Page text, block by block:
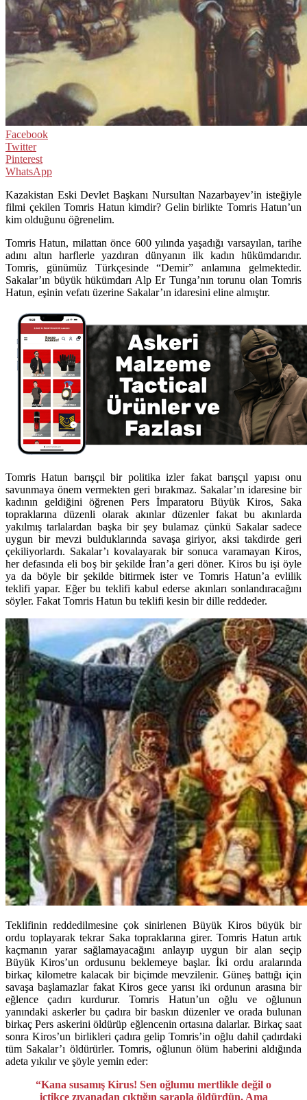
Facebook
Twitter
Pinterest
WhatsApp
Kazakistan Eski Devlet Başkanı Nursultan Nazarbayev’in isteğiyle
filmi çekilen Tomris Hatun kimdir? Gelin birlikte Tomris Hatun’un
kim olduğunu öğrenelim.
Tomris Hatun, milattan önce 600 yılında yaşadığı varsayılan, tarihe
adını altın harflerle yazdıran dünyanın ilk kadın hükümdarıdır.
Tomris, günümüz Türkçesinde “Demir” anlamına gelmektedir.
Sakalar’ın büyük hükümdarı Alp Er Tunga’nın torunu olan Tomris
Hatun, eşinin vefatı üzerine Sakalar’ın idaresini eline almıştır.
Tomris Hatun barışçıl bir politika izler fakat barışçıl yapısı onu
savunmaya önem vermekten geri bırakmaz. Sakalar’ın idaresine bir
kadının geldiğini öğrenen Pers İmparatoru Büyük Kiros, Saka
topraklarına düzenli olarak akınlar düzenler fakat bu akınlarda
yakılmış tarlalardan başka bir şey bulamaz çünkü Sakalar sadece
uygun bir mevzi bulduklarında savaşa giriyor, aksi takdirde geri
çekiliyorlardı. Sakalar’ı kovalayarak bir sonuca varamayan Kiros,
her defasında eli boş bir şekilde İran’a geri döner. Kiros bu işi öyle
ya da böyle bir şekilde bitirmek ister ve Tomris Hatun’a evlilik
teklifi yapar. Eğer bu teklifi kabul ederse akınları sonlandıracağını
söyler. Fakat Tomris Hatun bu teklifi kesin bir dille reddeder.
Teklifinin reddedilmesine çok sinirlenen Büyük Kiros büyük bir
ordu toplayarak tekrar Saka topraklarına girer. Tomris Hatun artık
kaçmanın yarar sağlamayacağını anlayıp uygun bir alan seçip
Büyük Kiros’un ordusunu beklemeye başlar. İki ordu aralarında
birkaç kilometre kalacak bir biçimde mevzilenir. Güneş battığı için
savaşa başlamazlar fakat Kiros gece yarısı iki ordunun arasına bir
eğlence çadırı kurdurur. Tomris Hatun’un oğlu ve oğlunun
yanındaki askerler bu çadıra bir baskın düzenler ve orada bulunan
birkaç Pers askerini öldürüp eğlencenin ortasına dalarlar. Birkaç saat
sonra Kiros’un birlikleri çadıra gelip Tomris’in oğlu dahil çadırdaki
tüm Sakalar’ı öldürürler. Tomris, oğlunun ölüm haberini aldığında
adeta yıkılır ve şöyle yemin eder:
“Kana susamış Kirus! Sen oğlumu mertlikle değil o
içtikçe zıvanadan çıktığın şarapla öldürdün. Ama